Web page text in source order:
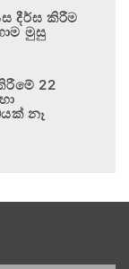
දීර්ඝ කිරීම
මුසු
22
නෑ